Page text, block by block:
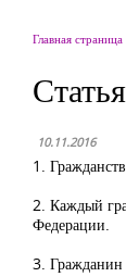
Главная страница
10.11.2016
1.
2. Каждый
Федерации.
3. Гражданин